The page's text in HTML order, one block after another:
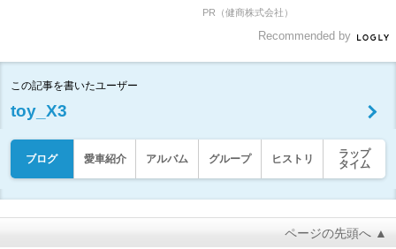
PR（健商株式会社）
Recommended by
この記事を書いたユーザー
toy_X3
ブログ 愛車紹介 アルバム グループ ヒストリ
ラップ
タイム
ページの先頭へ ▲